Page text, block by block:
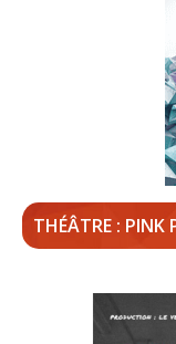
THÉÂTRE : PINK